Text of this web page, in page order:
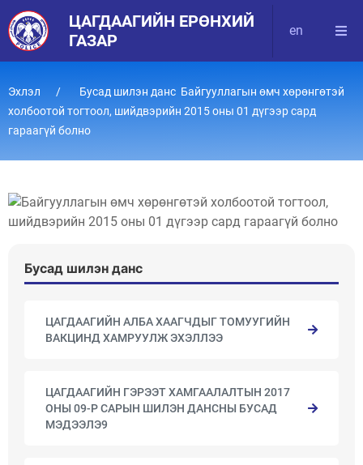
ЦАГДААГИЙН ЕРӨНХИЙ
ГАЗАР
en
Эхлэл
Бусад шилэн данс Байгууллагын өмч хөрөнгөтэй
холбоотой тогтоол, шийдвэрийн 2015 оны 01 дүгээр сард
гараагүй болно
Бусад шилэн данс
ЦАГДААГИЙН АЛБА ХААГЧДЫГ ТОМУУГИЙН
ВАКЦИНД ХАМРУУЛЖ ЭХЭЛЛЭЭ
ЦАГДААГИЙН ГЭРЭЭТ ХАМГААЛАЛТЫН 2017
ОНЫ 09-Р САРЫН ШИЛЭН ДАНСНЫ БУСАД
МЭДЭЭЛЭ9